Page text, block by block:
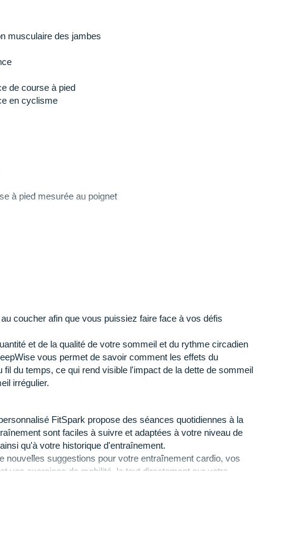
musculaire des jambes
de course à pied
en cyclisme
à pied mesurée au poignet
h/24 et 7 j/7
coucher afin que vous puissiez faire face à vos défis
et de la qualité de votre sommeil et du rythme circadien
vous permet de savoir comment les effets du
du temps, ce qui rend visible l'impact de la dette de sommeil
irrégulier.
FitSpark propose des séances quotidiennes à la
sont faciles à suivre et adaptées à votre niveau de
qu'à votre historique d'entraînement.
nouvelles suggestions pour votre entraînement cardio, vos
vos exercices de mobilité, le tout directement sur votre
tout au long de la séance.
est capable d'analyser et d'interpréter un nombre de